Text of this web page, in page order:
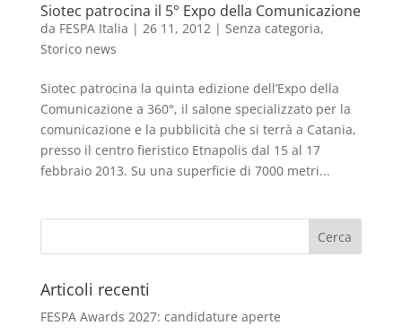
Siotec patrocina il 5° Expo della Comunicazione
da FESPA Italia | 26 11, 2012| Senza categoria,
Storico news
Siotec patrocina la quinta edizione dell’Expo della
Comunicazione a 360°, il salone specializzato per la
comunicazione e la pubblicità che si terrà a Catania,
presso il centro fieristico Etnapolis dal 15 al 17
febbraio 2013. Su una superficie di 7000 metri...
Articoli recenti
FESPA Awards 2027: candidature aperte